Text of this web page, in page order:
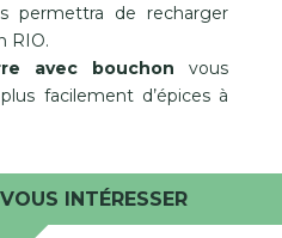
permettra de recharger
RIO.
avec bouchon vous
facilement d’épices à
INTÉRESSER